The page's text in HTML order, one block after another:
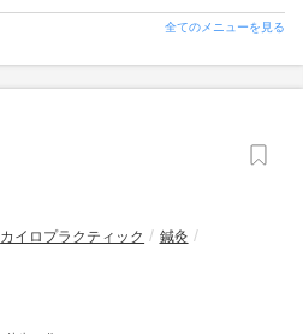
全てのメニューを見る
カイロプラクティック
鍼灸